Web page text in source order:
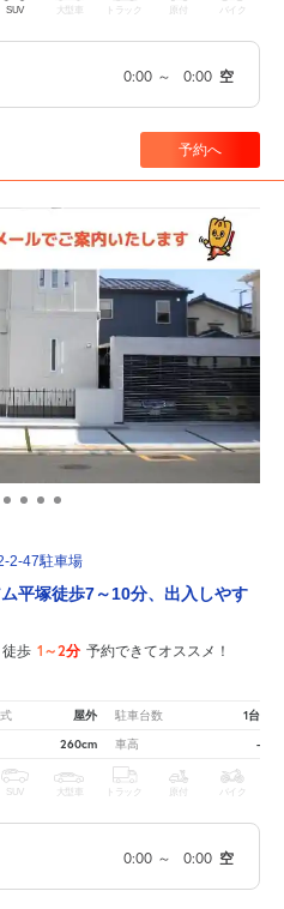
SUV 大型車 トラック 原付 バイク
0:00 ～ 0:00 空
予約へ
2-47駐車場
平塚徒歩7～10分、出入しやす
徒歩 1～2分 予約できてオススメ！
屋外 駐車台数 1台
260cm 車高 -
SUV 大型車 トラック 原付 バイク
0:00 ～ 0:00 空